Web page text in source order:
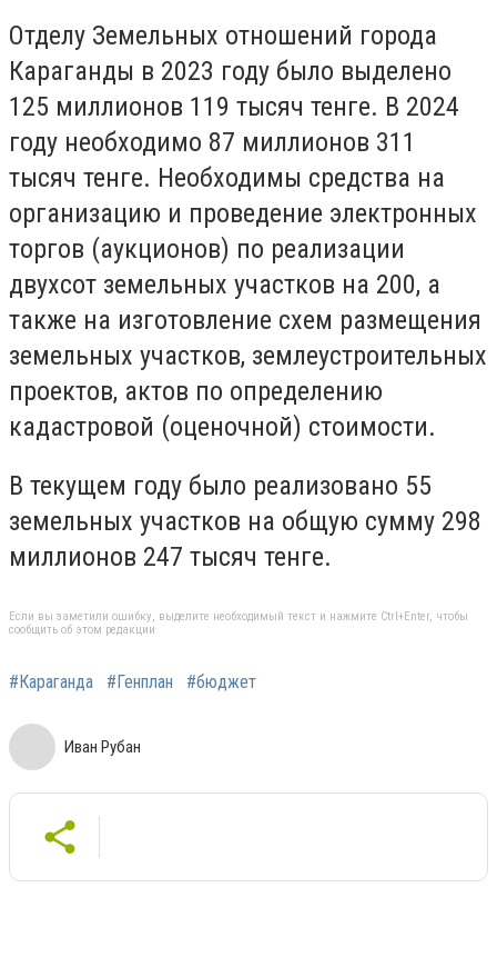
Отделу Земельных отношений города
Караганды в 2023 году было выделено
125 миллионов 119 тысяч тенге. В 2024
году необходимо 87 миллионов 311
тысяч тенге. Необходимы средства на
организацию и проведение электронных
торгов (аукционов) по реализации
двухсот земельных участков на 200, а
также на изготовление схем размещения
земельных участков, землеустроительных
проектов, актов по определению
кадастровой (оценочной) стоимости.
В текущем году было реализовано 55
земельных участков на общую сумму 298
миллионов 247 тысяч тенге.
Если вы заметили ошибку, выделите необходимый текст и нажмите Ctrl+Enter, чтобы
сообщить об этом редакции
#Караганда #Генплан #бюджет
Иван Рубан